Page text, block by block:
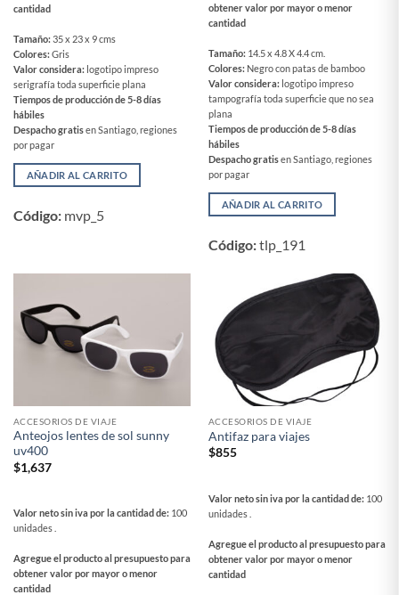
cantidad
Tamaño: 35 x 23 x 9 cms
Colores:Gris
Valor considera: logotipo impreso
serigrafía toda superficie plana
Tiempos de producción de 5-8 días
hábiles
Despacho gratisen Santiago, regiones
por pagar
AÑADIR AL CARRITO
Código: mvp_5
obtener valor por mayor o menor
cantidad
Tamaño: 14.5 x 4.8 X 4.4 cm.
Colores: Negro con patas de bamboo
Valor considera: logotipo impreso
tampografía toda superficie que no sea
plana
Tiempos de producción de 5-8 días
hábiles
Despacho gratisen Santiago, regiones
por pagar
AÑADIR AL CARRITO
Código:tlp_191
ACCESORIOS DE VIAJE
Anteojos lentes de sol sunny
uv400
$1,637
Valor neto sin iva por la cantidad de: 100
unidades .
Agregue el producto al presupuesto para
obtener valor por mayor o menor
cantidad
ACCESORIOS DE VIAJE
Antifaz para viajes
$855
Valor neto sin iva por la cantidad de: 100
unidades .
Agregue el producto al presupuesto para
obtener valor por mayor o menor
cantidad